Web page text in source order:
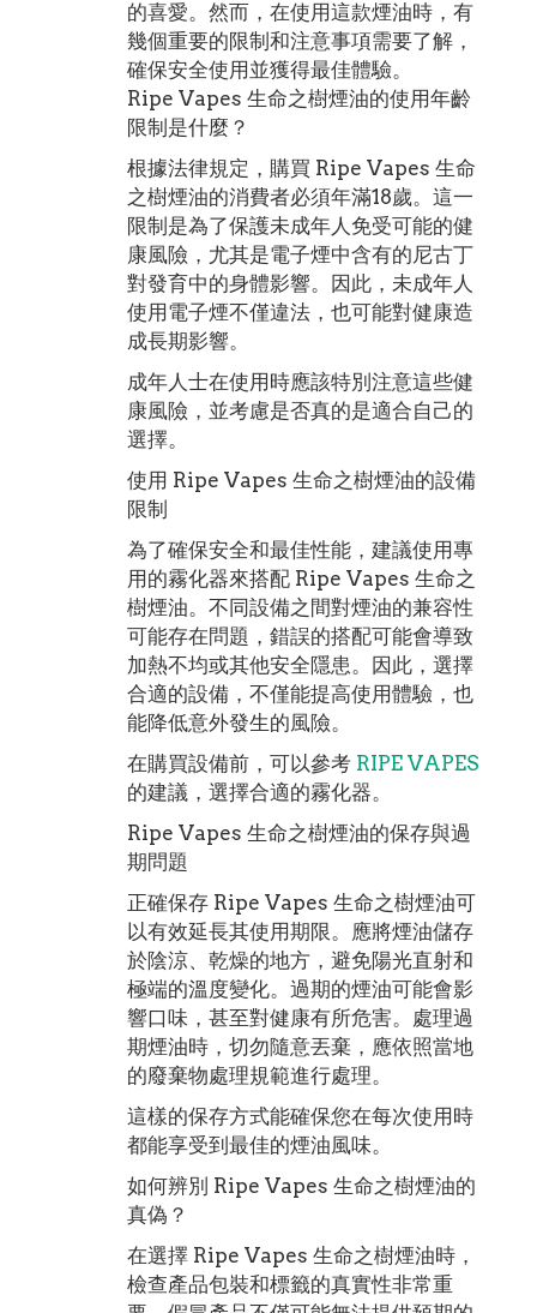
的喜愛。然而，在使用這款煙油時，有
幾個重要的限制和注意事項需要了解，
確保安全使用並獲得最佳體驗。
Ripe Vapes 生命之樹煙油的使用年齡
限制是什麼？
根據法律規定，購買 Ripe Vapes 生命
之樹煙油的消費者必須年滿18歲。這一
限制是為了保護未成年人免受可能的健
康風險，尤其是電子煙中含有的尼古丁
對發育中的身體影響。因此，未成年人
使用電子煙不僅違法，也可能對健康造
成長期影響。
成年人士在使用時應該特別注意這些健
康風險，並考慮是否真的是適合自己的
選擇。
使用 Ripe Vapes 生命之樹煙油的設備
限制
為了確保安全和最佳性能，建議使用專
用的霧化器來搭配 Ripe Vapes 生命之
樹煙油。不同設備之間對煙油的兼容性
可能存在問題，錯誤的搭配可能會導致
加熱不均或其他安全隱患。因此，選擇
合適的設備，不僅能提高使用體驗，也
能降低意外發生的風險。
在購買設備前，可以參考 RIPE VAPES
的建議，選擇合適的霧化器。
Ripe Vapes 生命之樹煙油的保存與過
期問題
正確保存 Ripe Vapes 生命之樹煙油可
以有效延長其使用期限。應將煙油儲存
於陰涼、乾燥的地方，避免陽光直射和
極端的溫度變化。過期的煙油可能會影
響口味，甚至對健康有所危害。處理過
期煙油時，切勿隨意丟棄，應依照當地
的廢棄物處理規範進行處理。
這樣的保存方式能確保您在每次使用時
都能享受到最佳的煙油風味。
如何辨別 Ripe Vapes 生命之樹煙油的
真偽？
在選擇 Ripe Vapes 生命之樹煙油時，
檢查產品包裝和標籤的真實性非常重